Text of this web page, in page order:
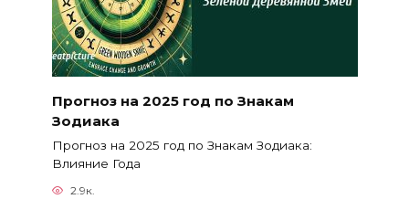
Прогноз на 2025 год по Знакам
Зодиака
Прогноз на 2025 год по Знакам Зодиака:
Влияние Года
2.9к.